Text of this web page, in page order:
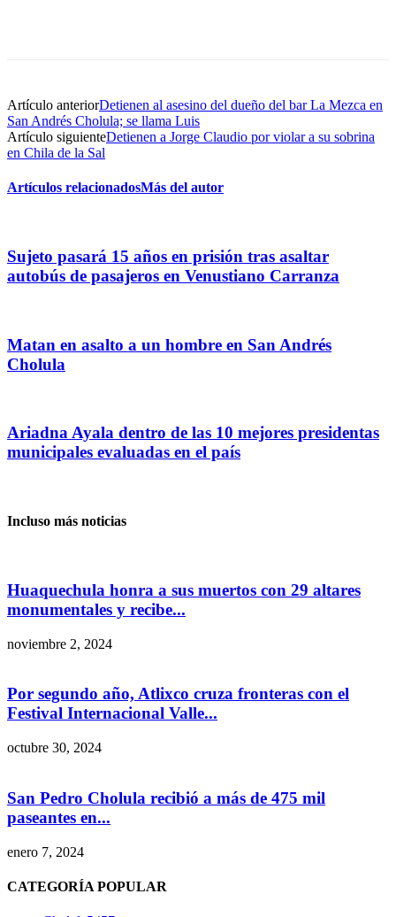
Artículo anteriorDetienen al asesino del dueño del bar La Mezca en
San Andrés Cholula; se llama Luis
Artículo siguienteDetienen a Jorge Claudio por violar a su sobrina
en Chila de la Sal
Artículos relacionadosMás del autor
Sujeto pasará 15 años en prisión tras asaltar
autobús de pasajeros en Venustiano Carranza
Matan en asalto a un hombre en San Andrés
Cholula
Ariadna Ayala dentro de las 10 mejores presidentas
municipales evaluadas en el país
Incluso más noticias
Huaquechula honra a sus muertos con 29 altares
monumentales y recibe...
noviembre 2, 2024
Por segundo año, Atlixco cruza fronteras con el
Festival Internacional Valle...
octubre 30, 2024
San Pedro Cholula recibió a más de 475 mil
paseantes en...
enero 7, 2024
CATEGORÍA POPULAR